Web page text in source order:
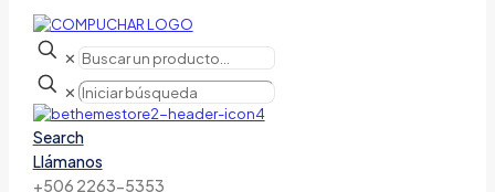
✕
✕
Search
Llámanos
+506 2263-5353